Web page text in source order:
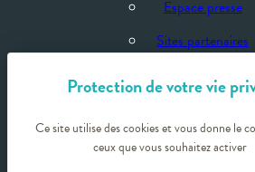
Espace presse
Sites partenaires
Crédits photos
Politique de
Ce site utilise des cookies et vous donne le
ceux que vous souhaitez activer